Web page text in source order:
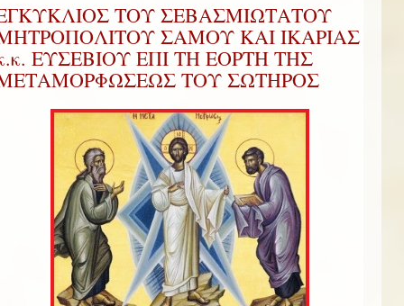
ΤΟΥ ΣΕΒΑΣΜΙΩΤΑΤΟΥ
ΣΑΜΟΥ ΚΑΙ ΙΚΑΡΙΑΣ
ΕΥΣΕΒΙΟΥ ΕΠΙ ΤΗ ΕΟΡΤΗ ΤΗΣ
ΤΟΥ ΣΩΤΗΡΟΣ